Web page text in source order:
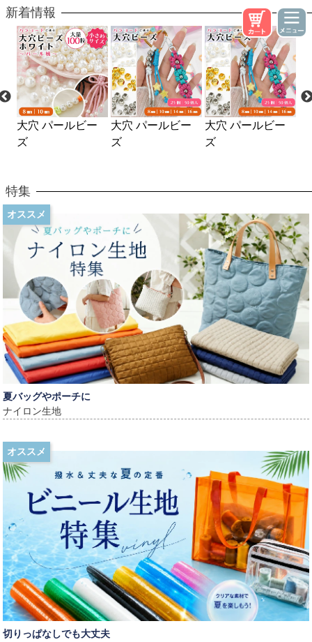
新着情報
大穴 パールビー
ズ
フェルトパンチャ
ー用スポンジマッ
クロバー 刺しゅ
う枠スタンド
特集
オススメ
夏バッグやポーチに
ナイロン生地
オススメ
切りっぱなしでも大丈夫